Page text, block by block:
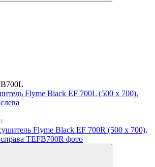
Flyme Black EF 700L (500 х 700),